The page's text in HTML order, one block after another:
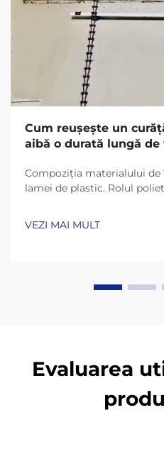
Cum reușește un
aibă o durată lungă de
Compoziția materialului
lamei de plastic. Rolul
precum HDPE (polietilenă
VEZI MAI MULT
Evaluarea